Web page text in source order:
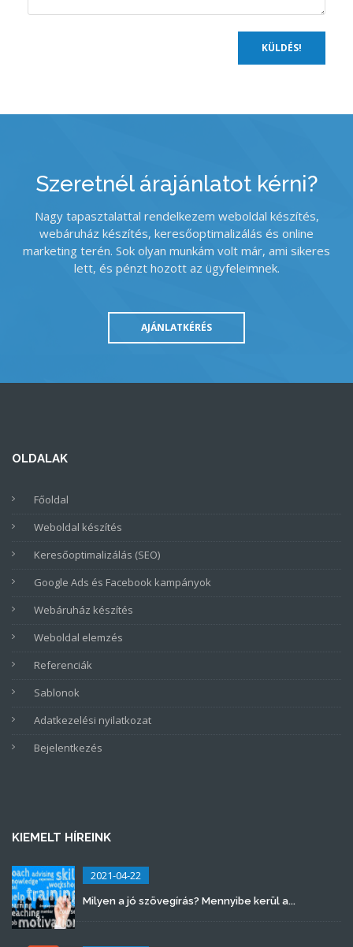
Szeretnél árajánlatot kérni?
Nagy tapasztalattal rendelkezem weboldal készítés,
webáruház készítés, keresőoptimalizálás és online
marketing terén. Sok olyan munkám volt már, ami sikeres
lett, és pénzt hozott az ügyfeleimnek.
AJÁNLATKÉRÉS
OLDALAK
Főoldal
Weboldal készítés
Keresőoptimalizálás (SEO)
Google Ads és Facebook kampányok
Webáruház készítés
Weboldal elemzés
Referenciák
Sablonok
Adatkezelési nyilatkozat
Bejelentkezés
KIEMELT HÍREINK
2021-04-22
Milyen a jó szövegírás? Mennyibe kerül a...